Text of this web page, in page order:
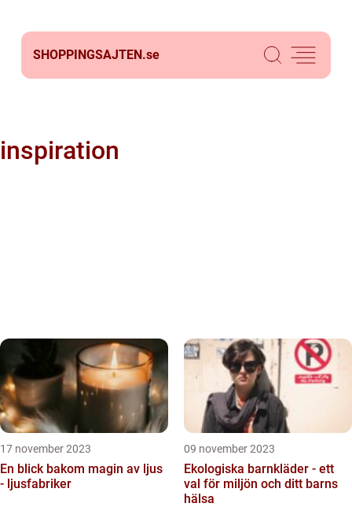
SHOPPINGSAJTEN.se
inspiration
17 november 2023
En blick bakom magin av ljus
- ljusfabriker
09 november 2023
Ekologiska barnkläder - ett
val för miljön och ditt barns
hälsa